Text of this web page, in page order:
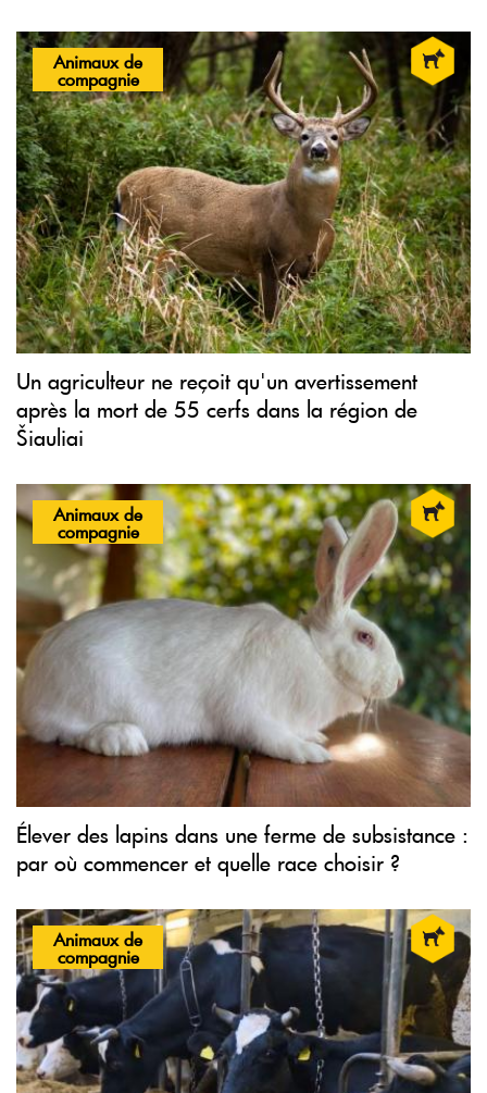
Animaux de
compagnie
Un agriculteur ne reçoit qu'un avertissement
après la mort de 55 cerfs dans la région de
Šiauliai
Animaux de
compagnie
Élever des lapins dans une ferme de subsistance :
par où commencer et quelle race choisir ?
Animaux de
compagnie